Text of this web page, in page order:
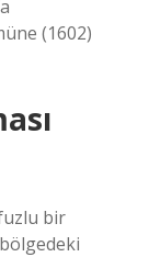
(1602)
bir